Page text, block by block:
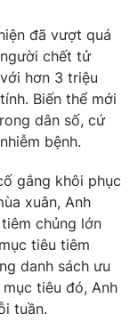
đã vượt quá
chết tử
hơn 3 triệu
Biến thể mới
dân số, cứ
bệnh.
gắng khôi phục
xuân, Anh
chủng lớn
tiêu tiêm
danh sách ưu
tiêu đó, Anh
tuần.